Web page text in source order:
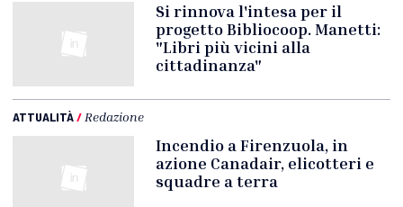
Si rinnova l'intesa per il
progetto Bibliocoop. Manetti:
"Libri più vicini alla
cittadinanza"
ATTUALITÀ/ Redazione
Incendio a Firenzuola, in
azione Canadair, elicotteri e
squadre a terra